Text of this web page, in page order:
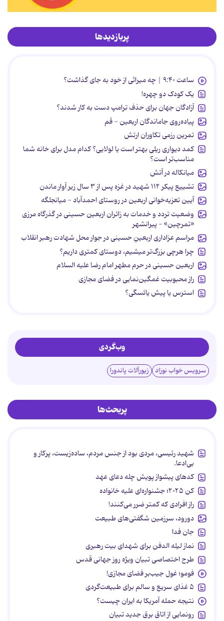
پربازدیدها
ساعت ۹:۴۰ | چه میراثی از خود به جای گذاشت؟
یک کودک دو چهره!
آزادگان جهان برای حذف ترامپ دست به کار شدند؟
پیاده‌روی جاماندگان اربعین - قم
تمرین رزمی تکاوران ارتش
کمد دیواری ریلی بهتر است یا لولایی؟ کدام مدل برای خانه شما
مناسب‌تر است؟
میانکاله در آتش
تشییع پیکر ۱۱۲ شهید در غزه پس از ۳ سال زیر آوار ماندن
آیین تعزیه‌خوانی اربعین در روستای احمدآباد - میانجلگه
وضعیت تردد و خدمات به زائران اربعین حسینی در گذرگاه مرزی
«تمرچین» - پیرانشهر
مراسم عزاداری اربعینِ حسینی در جوار محل شهادت رهبر انقلاب
چرا هرچی بزرگ‌تر میشیم، دوستای کمتری داریم؟
اربعین حسینی در حرم مطهر امام رضا علیه السلام
راز محبوبیت غمگین‌نمایی در فضای مجازی
استرس یا پیش یائسگی؟
وب‌گردی
سرویس خواب نوزاد زیورآلات پاندورا
پربحث‌ها
شهید رئیسی، مردی بود از جنس مردم، ساده‌زیست، پرکار و
بی‌ادعا.
کدهای پیشواز پویش چله دعای عهد
کن ۲۰۲۵؛ جشنواره‌ای علیه خانواده
راز افرادی که کمتر ضرر می‌کنند!
دورود، سرزمین شگفتی‌های طبیعت
جان فدا
نماز لیله الدفن برای شهدای بیت رهبری
طرح اختصاصی تبیان ویژه روز جهانی قدس
فومو؛ غول جیب‌بر فضای مجازی!
۵ غذای سریع و سالم برای طبیعت‌گردی
نتیجه حمله آمریکا به ایران چیست؟
رونمایی از اتاق برق جدید تبیان